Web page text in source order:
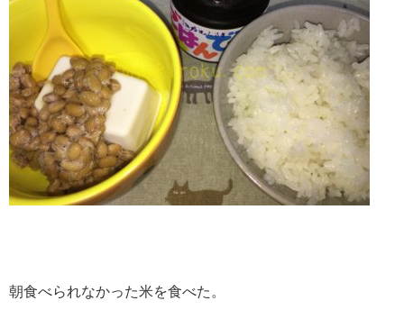
朝食べられなかった米を食べた。